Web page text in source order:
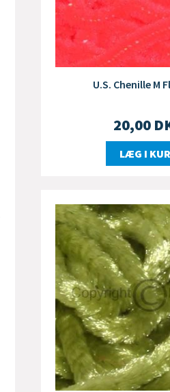
U.S. Chenille M
20,00
LÆG I